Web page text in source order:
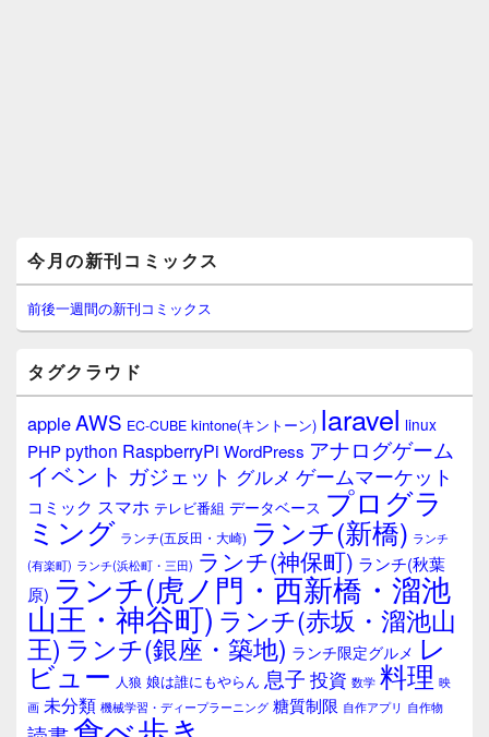
イ
ン
サ
イ
ウ
ィ
ジ
ェ
ア
今月の新刊コミックス
前後一週間の新刊コミックス
タグクラウド
appleAWS EC-CUBE kintone(キントーン) laravel linux
PHPpython RaspberryPi WordPress アナログゲーム
イベント ガジェット グルメ ゲームマーケット
コミック スマホ テレビ番組 データベース プログラ
ミング ランチ(五反田・大崎) ランチ(新橋) ランチ
(有楽町) ランチ(浜松町・三田) ランチ(神保町) ランチ(秋葉
原) ランチ(虎ノ門・西新橋・溜池
山王・神谷町) ランチ(赤坂・溜池山
王) ランチ(銀座・築地) ランチ限定グルメ レ
ビュー 人狼 娘は誰にもやらん 息子 投資 数学 料理 映
画 未分類 機械学習・ディープラーニング 糖質制限 自作アプリ 自作物